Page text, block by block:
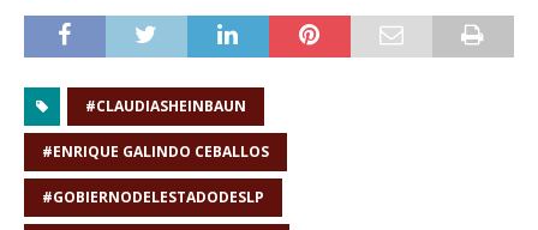
#CLAUDIASHEINBAUN
#ENRIQUE GALINDO CEBALLOS
#GOBIERNODELESTADODESLP